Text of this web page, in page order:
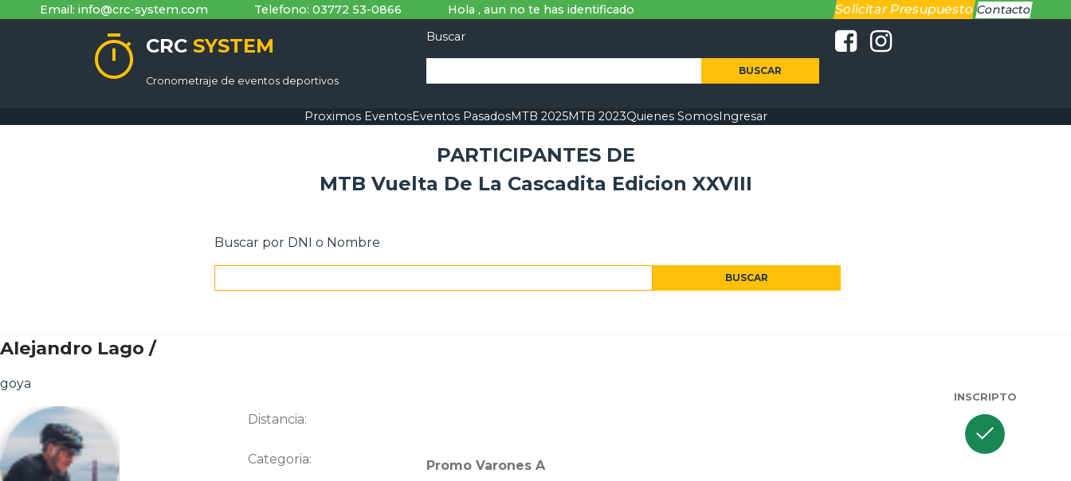
Email: info@crc-system.com Telefono: 03772 53-0866 Hola , aun no te has identificado Solicitar PresupuestoContacto
timer CRC SYSTEM
Cronometraje de eventos deportivos
Buscar
BUSCAR
Proximos EventosEventos PasadosMTB 2025MTB 2023Quienes SomosIngresar
PARTICIPANTES DE
MTB Vuelta De La Cascadita Edicion XXVIII
Buscar por DNI o Nombre
BUSCAR
Alejandro Lago /
goya
Distancia:
Categoria: Promo Varones A
INSCRIPTO
check